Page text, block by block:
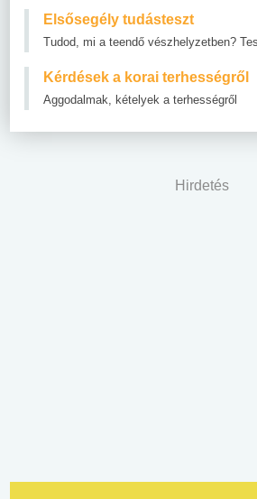
Elsősegély tudásteszt
Tudod, mi a teendő vészhelyzetben?
Kérdések a korai terhességről
Aggodalmak, kételyek a terhességről
Hirdetés